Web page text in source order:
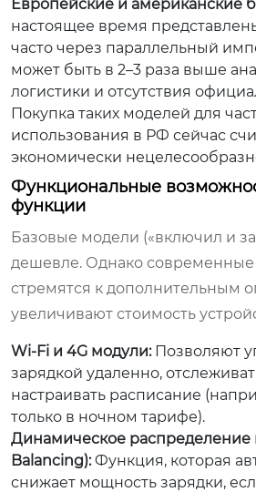
Европейские и американские
настоящее время
часто через параллельный
может быть в 2–3 раза выше
логистики и отсутствия
Покупка таких моделей для
использования в РФ сейчас
экономически
Функциональные
функции
Базовые модели («включил и
дешевле. Однако современные
стремятся к дополнительным
увеличивают стоимость
Wi-Fi и 4G модули:Позволяют
зарядкой удаленно,
настраивать расписание
только в ночном тарифе).
Динамическое распределение
Balancing):Функция, которая
снижает мощность зарядки,